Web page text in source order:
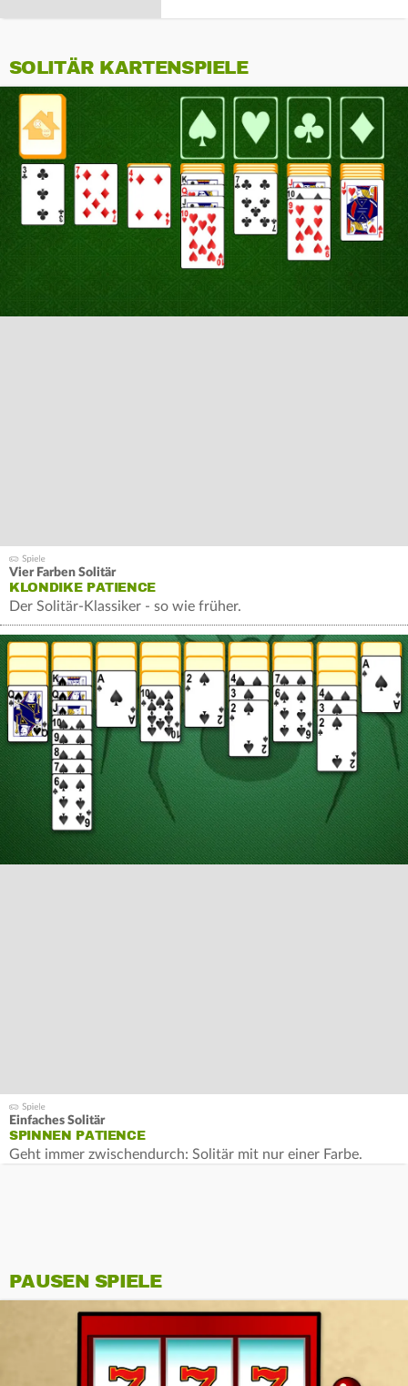
SOLITÄR KARTENSPIELE
Vier Farben Solitär
KLONDIKE PATIENCE
Der Solitär-Klassiker - so wie früher.
Einfaches Solitär
SPINNEN PATIENCE
Geht immer zwischendurch: Solitär mit nur einer Farbe.
PAUSEN SPIELE